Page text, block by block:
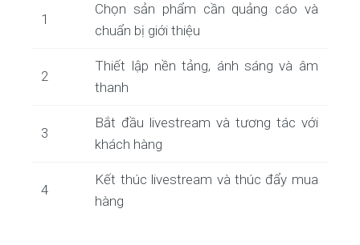
1
Chọn sản phẩm cần quảng cáo và
chuẩn bị giới thiệu
2
Thiết lập nền tảng, ánh sáng và âm
thanh
3
Bắt đầu livestream và tương tác với
khách hàng
4
Kết thúc livestream và thúc đẩy mua
hàng